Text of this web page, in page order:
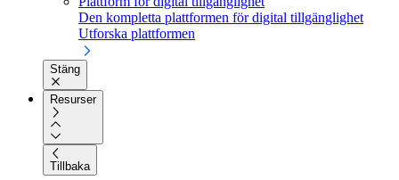
Den kompletta plattformen för digital tillgänglighet
Utforska plattformen
Stäng
Resurser
Tillbaka